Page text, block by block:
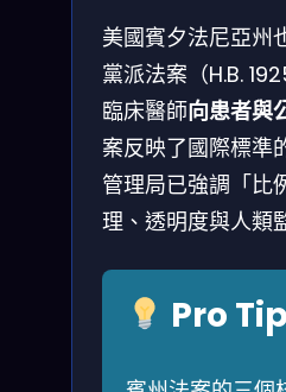
美國賓夕法尼亞州
黨派法案（H.B.
臨床醫師向患者與
案反映了國際標準
管理局已強調「比
理、透明度與人類
Pro